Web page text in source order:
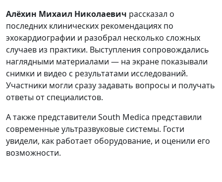
Алёхин Михаил Николаевич рассказал о
последних клинических рекомендациях по
эхокардиографии и разобрал несколько сложных
случаев из практики. Выступления сопровождались
наглядными материалами — на экране показывали
снимки и видео с результатами исследований.
Участники могли сразу задавать вопросы и получать
ответы от специалистов.
А также представители South Medica представили
современные ультразвуковые системы. Гости
увидели, как работает оборудование, и оценили его
возможности.